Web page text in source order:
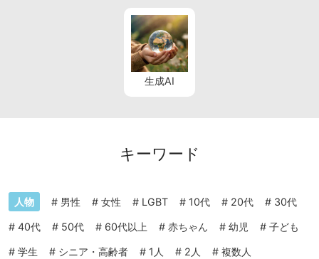
生成AI
キーワード
人物 # 男性 # 女性 # LGBT # 10代 # 20代 # 30代
# 40代 # 50代 # 60代以上 # 赤ちゃん # 幼児 # 子ども
# 学生 # シニア・高齢者 # 1人 # 2人 # 複数人